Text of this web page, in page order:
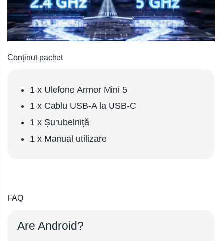
Conținut pachet
1 x Ulefone Armor Mini 5
1 x Cablu USB-A la USB-C
1 x Șurubelniță
1 x Manual utilizare
FAQ
Are Android?